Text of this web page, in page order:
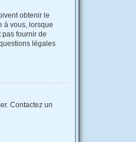
obtenir le
à vous, lorsque
fournir de
légales
Contactez un